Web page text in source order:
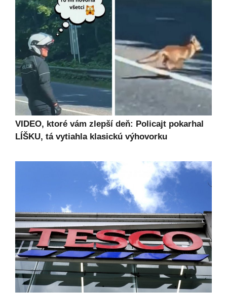
VIDEO, ktoré vám zlepší deň: Policajt pokarhal
LÍŠKU, tá vytiahla klasickú výhovorku